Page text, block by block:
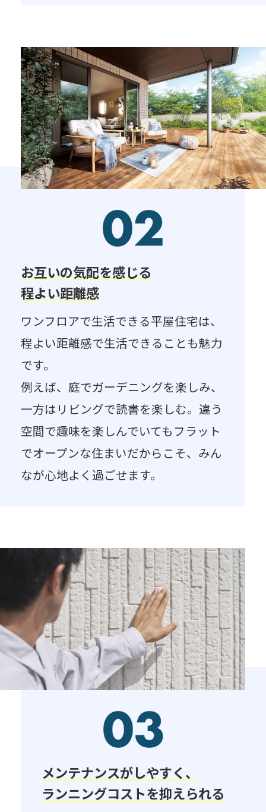
お互いの気配を感じる​
程よい距離感
ワンフロアで生活できる平屋住宅は、
程よい距離感で生活できることも魅力
です。​
例えば、庭でガーデニングを楽しみ、
一方はリビングで読書を楽しむ。違う
空間で趣味を楽しんでいてもフラット
でオープンな住まいだからこそ、みん
なが心地よく過ごせます。​
メンテナンスがしやすく、​
ランニングコストを抑えられる